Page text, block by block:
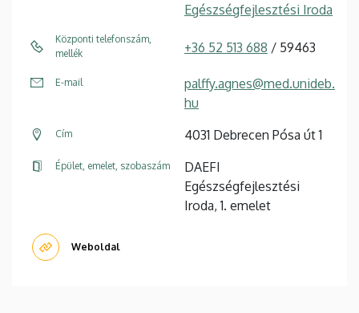
Egészségfejlesztési Iroda
Központi telefonszám,
mellék
+36 52 513 688 / 59463
E-mail
palffy.agnes@med.unideb.
hu
Cím 4031 Debrecen Pósa út 1
Épület, emelet, szobaszám
DAEFI
Egészségfejlesztési
Iroda, 1. emelet
Weboldal